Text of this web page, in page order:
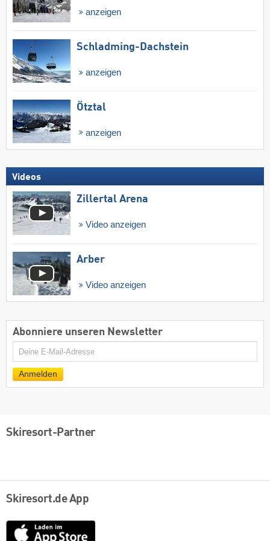
anzeigen
Schladming-Dachstein
anzeigen
Ötztal
anzeigen
Videos
Zillertal Arena
Video anzeigen
Arber
Video anzeigen
Abonniere unseren Newsletter
E-
Anmelden
Skiresort-Partner
Skiresort.de App
App